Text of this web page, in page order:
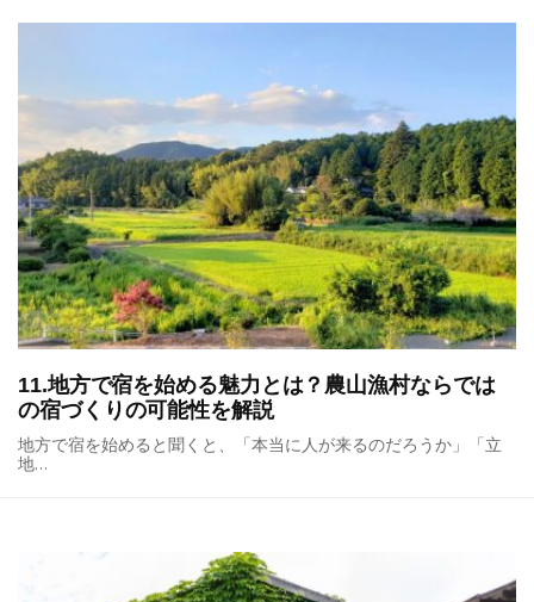
11.地方で宿を始める魅力とは？農山漁村ならでは
の宿づくりの可能性を解説
地方で宿を始めると聞くと、「本当に人が来るのだろうか」「立
地…